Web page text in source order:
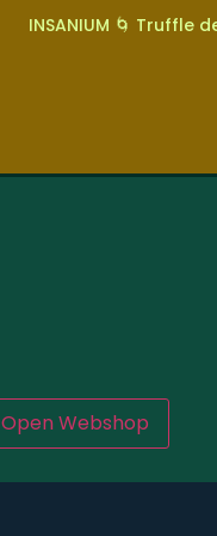
INSANIUM 🌀 Truffle
Open Webshop